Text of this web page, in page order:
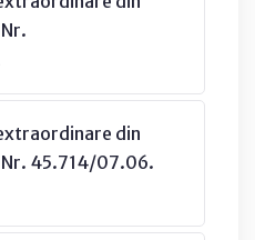
din
45.714/07.06.